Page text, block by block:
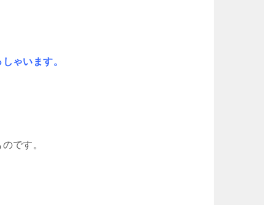
ゃいます。
です。